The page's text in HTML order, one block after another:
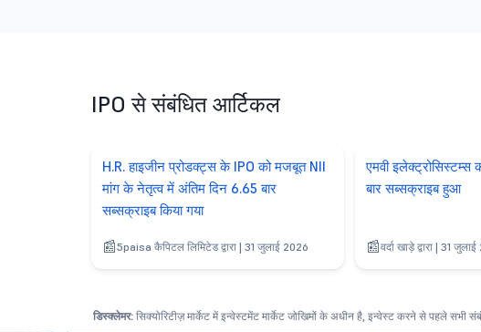
IPO से संबंधित आर्टिकल
H.R. हाइजीन प्रोडक्ट्स के IPO को मजबूत NII
मांग के नेतृत्व में अंतिम दिन 6.65 बार
सब्सक्राइब किया गया
5paisa कैपिटल लिमिटेड द्वारा | 31 जुलाई 2026
एमवी इलेक्ट्रोसिस्टम्स
बार सब्सक्राइब हुआ
वर्दा खाड़े द्वारा | 31
डिस्क्लेमर: सिक्योरिटीज़ मार्केट में इन्वेस्टमेंट मार्केट जोखिमों के अधीन है, इन्वेस्ट करने से पहले सभी